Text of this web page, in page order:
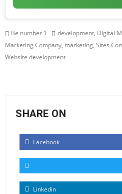
Be number 1 development, Digital
Marketing Company, marketing, Sites
Website development
SHARE ON
Facebook
Linkedin